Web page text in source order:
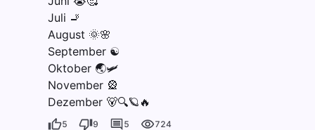
Juli 🚬
August 🌞🌸
September ☯️
Oktober 🌏🛩
November 🎡
Dezember 🐻🔍🪐🔥
5 9 5 724